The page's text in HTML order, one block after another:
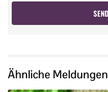
Ähnliche Meldungen